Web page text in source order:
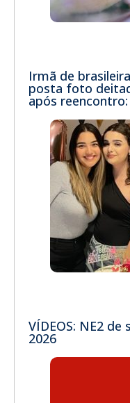
Irmã de
posta foto
após
VÍDEOS: NE2
2026